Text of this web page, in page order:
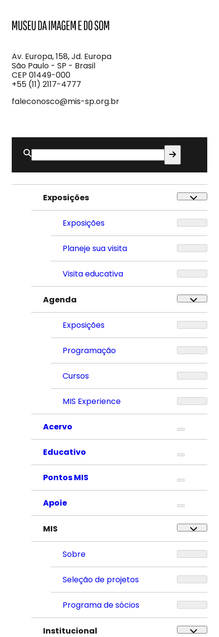
Imagem
e
do
Som
Av. Europa, 158, Jd. Europa
São Paulo - SP - Brasil
CEP 01449-000
+55 (11) 2117-4777
faleconosco@mis-sp.org.br
Buscar
por:
Exposições
Exposições
Planeje sua visita
Visita educativa
Agenda
Exposições
Programação
Cursos
MIS Experience
Acervo
Educativo
Pontos MIS
Apoie
MIS
Sobre
Seleção de projetos
Programa de sócios
Institucional